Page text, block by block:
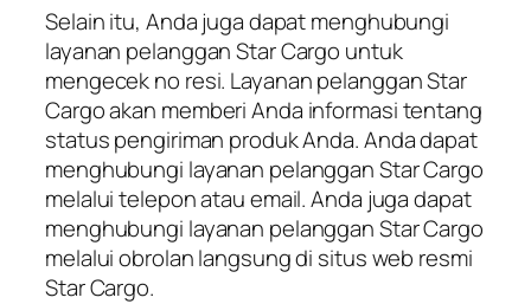
Selain itu, Anda juga dapat menghubungi
layanan pelanggan Star Cargo untuk
mengecek no resi. Layanan pelanggan Star
Cargo akan memberi Anda informasi tentang
status pengiriman produk Anda. Anda dapat
menghubungi layanan pelanggan Star Cargo
melalui telepon atau email. Anda juga dapat
menghubungi layanan pelanggan Star Cargo
melalui obrolan langsung di situs web resmi
Star Cargo.